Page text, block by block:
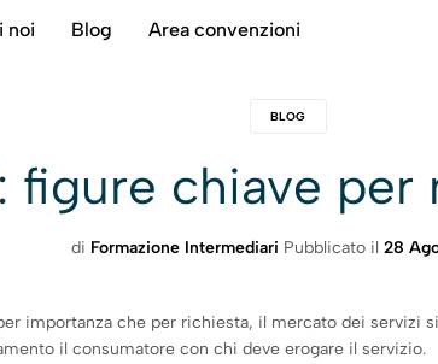
noi Blog Area convenzioni
BLOG
figure chiave
di Formazione Intermediari Pubblicato il 28
importanza che per richiesta, il mercato dei servizi
il consumatore con chi deve erogare il servizio.